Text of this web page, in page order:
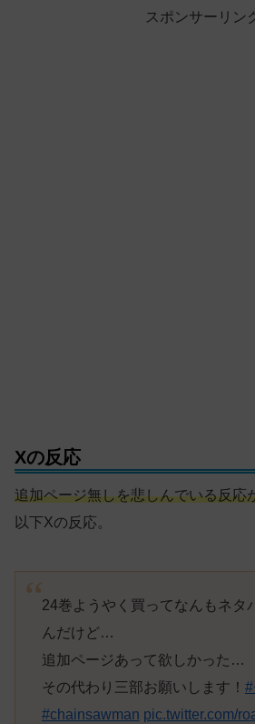
スポンサーリン
Xの反応
追加ページ無しを悲しんでいる反応
以下Xの反応。
24巻ようやく買ってなんもネタ
んだけど…
追加ページあって欲しかった…
その代わり三部お願いします！
#chainsawman pic.twitter.com/